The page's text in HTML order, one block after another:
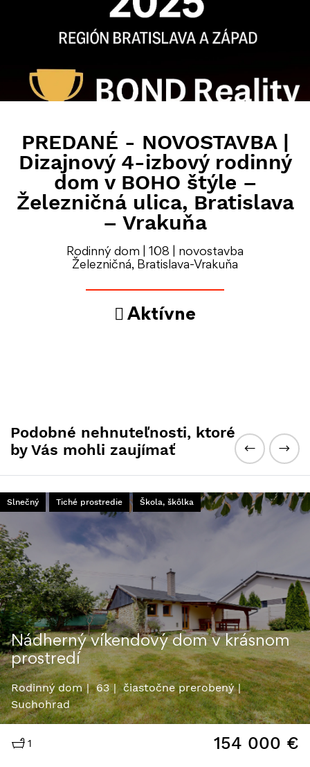
PREDANÉ - NOVOSTAVBA |
Dizajnový 4-izbový rodinný
dom v BOHO štýle –
Železničná ulica, Bratislava
– Vrakuňa
Rodinný dom | 108 | novostavba
Železničná, Bratislava-Vrakuňa
Aktívne
Podobné nehnuteľnosti, ktoré
by Vás mohli zaujímať
Slnečný Tiché prostredie Škola, škôlka
Nádherný víkendový dom v krásnom
prostredí
Rodinný dom 63
čiastočne prerobený
Suchohrad
1 154 000 €